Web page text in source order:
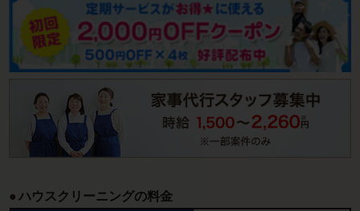
ハウスクリーニングの料金